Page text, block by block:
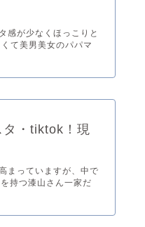
感が少なくほっこりと
て美男美女のパパマ
タ・tiktok！現
まっていますが、中で
持つ漆山さん一家だ